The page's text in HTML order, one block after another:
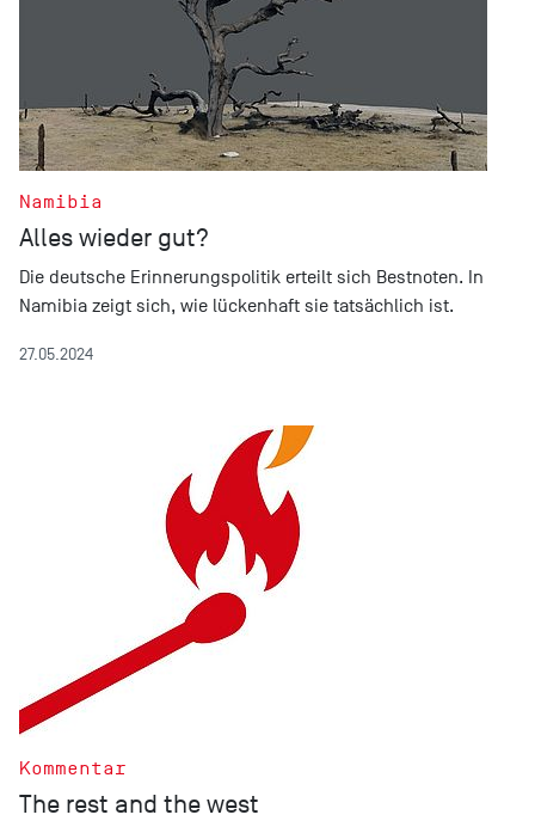
Namibia
Alles wieder gut?
Die deutsche Erinnerungspolitik erteilt sich Bestnoten. In
Namibia zeigt sich, wie lückenhaft sie tatsächlich ist.
27.05.2024
Kommentar
The rest and the west